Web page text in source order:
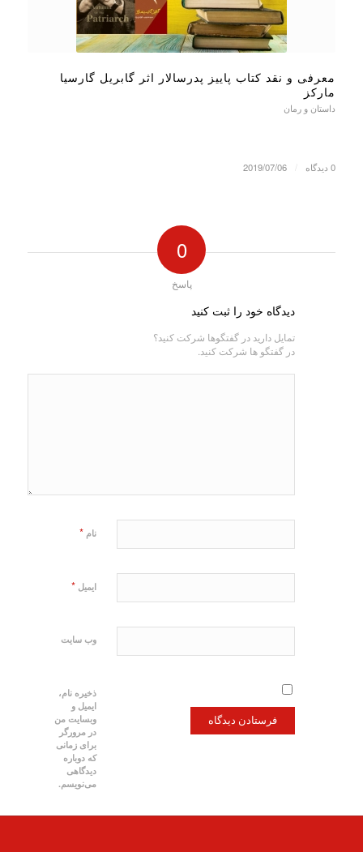
معرفی و نقد کتاب پاییز پدرسالار اثر گابریل گارسیا
مارکز
داستان و رمان
0 دیدگاه 2019/07/06
0
پاسخ
دیدگاه خود را ثبت کنید
تمایل دارید در گفتگوها شرکت کنید؟
در گفتگو ها شرکت کنید.
نام *
ایمیل *
وب‌ سایت
ذخیره نام،
ایمیل و
وبسایت من
در مرورگر
برای زمانی
که دوباره
دیدگاهی
می‌نویسم.